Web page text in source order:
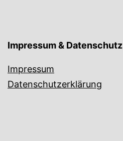
Impressum & Datenschutz
Impressum
Datenschutzerklärung